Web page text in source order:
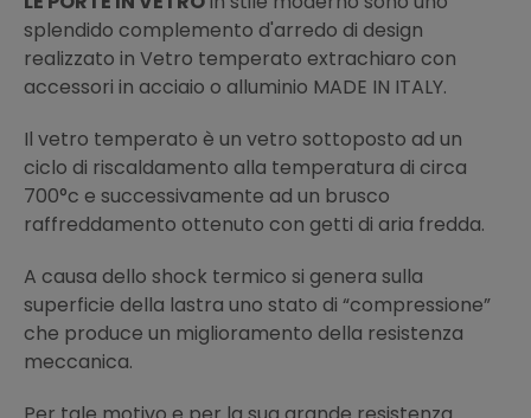
splendido complemento d'arredo di design
realizzato in Vetro temperato extrachiaro con
accessori in acciaio o alluminio MADE IN ITALY.
Il vetro temperato è un vetro sottoposto ad un
ciclo di riscaldamento alla temperatura di circa
700°c e successivamente ad un brusco
raffreddamento ottenuto con getti di aria fredda.
A causa dello shock termico si genera sulla
superficie della lastra uno stato di “compressione”
che produce un miglioramento della resistenza
meccanica.